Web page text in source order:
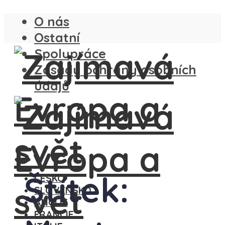
O nás
Ostatní
Spolupráce
Zásady ochrany osobních
údajů
ČESKO
SLOVENSKO
ANGLIE
FRANCIE
Štítek: